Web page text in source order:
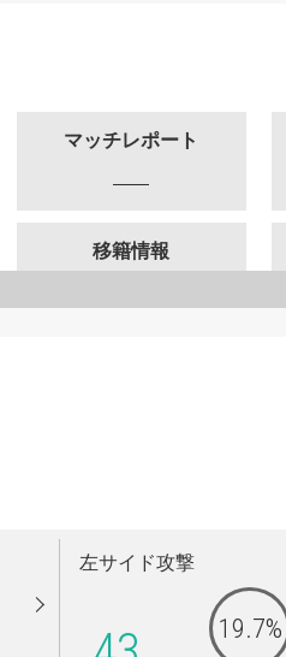
マッチレポート
移籍情報
左サイド攻撃
19.7%